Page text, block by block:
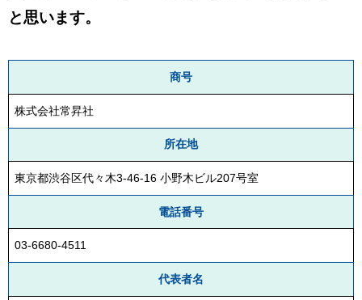
と思います。
商号
株式会社常昇社
所在地
東京都渋谷区代々木3-46-16 小野木ビル207号室
電話番号
03-6680-4511
代表者名